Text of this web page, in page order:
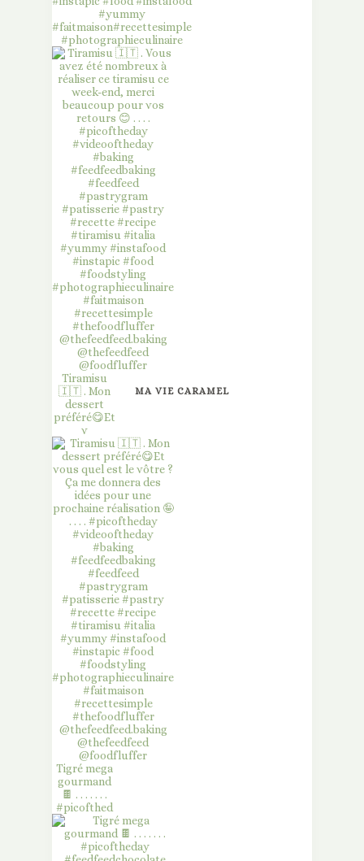
MA VIE CARAMEL
Tiramisu
🇮🇹 . Mon
dessert
préféré😋Et
v
Tigré mega
gourmand
🍫 . . . . . . .
#picofthed